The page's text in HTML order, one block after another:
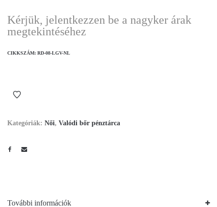
Kérjük, jelentkezzen be a nagyker árak
megtekintéséhez
CIKKSZÁM: RD-08-LGV-NL
Kategóriák: Női, Valódi bőr pénztárca
További információk